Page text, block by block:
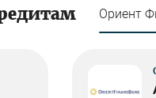
Ориент